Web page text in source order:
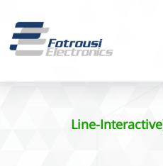
یوپی اس با اثر متقابل روی خط (Line-Interactive